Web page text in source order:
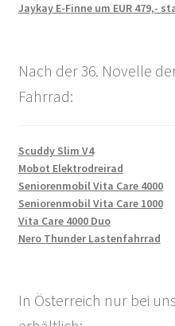
Jaykay E-Finne um EUR 479,-
Nach der 36. Novelle
Fahrrad:
Scuddy Slim V4
Mobot Elektrodreirad
Seniorenmobil Vita Care 4000
Seniorenmobil Vita Care 1000
Vita Care 4000 Duo
Nero Thunder Lastenfahrrad
In Österreich nur bei